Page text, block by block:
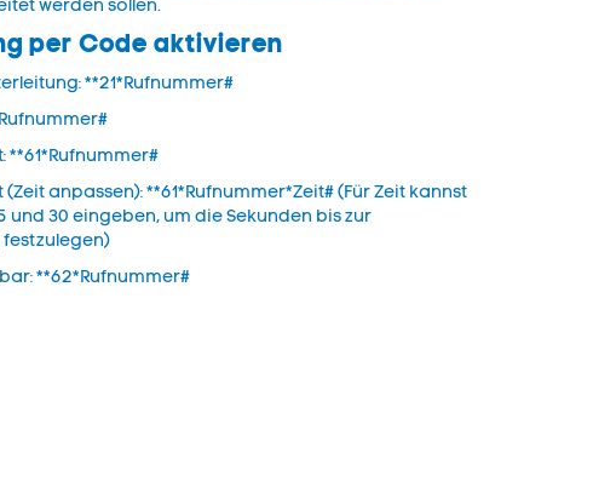
werden sollen.
per Code aktivieren
**21*Rufnummer#
**61*Rufnummer#
(Zeit anpassen): **61*Rufnummer*Zeit# (Für Zeit kannst
und 30 eingeben, um die Sekunden bis zur
**62*Rufnummer#